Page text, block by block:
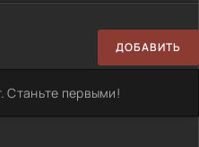
ДОБАВИТЬ
Станьте первыми!